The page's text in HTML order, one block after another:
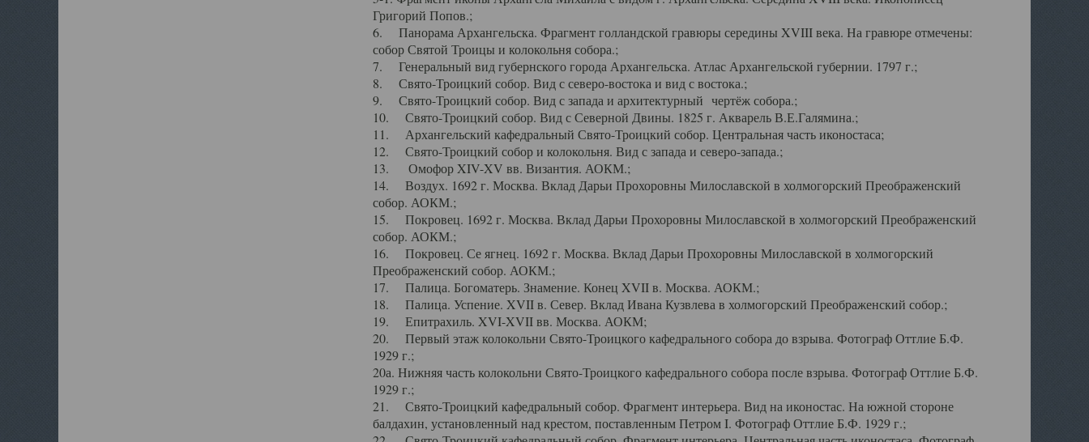
Григорий Попов.;
6. Панорама Архангельска. Фрагмент голландской гравюры середины XVIII века. На гравюре отмечены:
собор Святой Троицы и колокольня собора.;
7. Генеральный вид губернского города Архангельска. Атлас Архангельской губернии. 1797 г.;
8. Свято-Троицкий собор. Вид с северо-востока и вид с востока.;
9. Свято-Троицкий собор. Вид с запада и архитектурный чертёж собора.;
10. Свято-Троицкий собор. Вид с Северной Двины. 1825 г. Акварель В.Е.Галямина.;
11. Архангельский кафедральный Свято-Троицкий собор. Центральная часть иконостаса;
12. Свято-Троицкий собор и колокольня. Вид с запада и северо-запада.;
13. Омофор XIV-XV вв. Византия. АОКМ.;
14. Воздух. 1692 г. Москва. Вклад Дарьи Прохоровны Милославской в холмогорский Преображенский
собор. АОКМ.;
15. Покровец. 1692 г. Москва. Вклад Дарьи Прохоровны Милославской в холмогорский Преображенский
собор. АОКМ.;
16. Покровец. Се ягнец. 1692 г. Москва. Вклад Дарьи Прохоровны Милославской в холмогорский
Преображенский собор. АОКМ.;
17. Палица. Богоматерь. Знамение. Конец XVII в. Москва. АОКМ.;
18. Палица. Успение. XVII в. Север. Вклад Ивана Кузвлева в холмогорский Преображенский собор.;
19. Епитрахиль. XVI-XVII вв. Москва. АОКМ;
20. Первый этаж колокольни Свято-Троицкого кафедрального собора до взрыва. Фотограф Оттлие Б.Ф.
1929 г.;
20а. Нижняя часть колокольни Свято-Троицкого кафедрального собора после взрыва. Фотограф Оттлие Б.Ф.
1929 г.;
21. Свято-Троицкий кафедральный собор. Фрагмент интерьера. Вид на иконостас. На южной стороне
балдахин, установленный над крестом, поставленным Петром I. Фотограф Оттлие Б.Ф. 1929 г.;